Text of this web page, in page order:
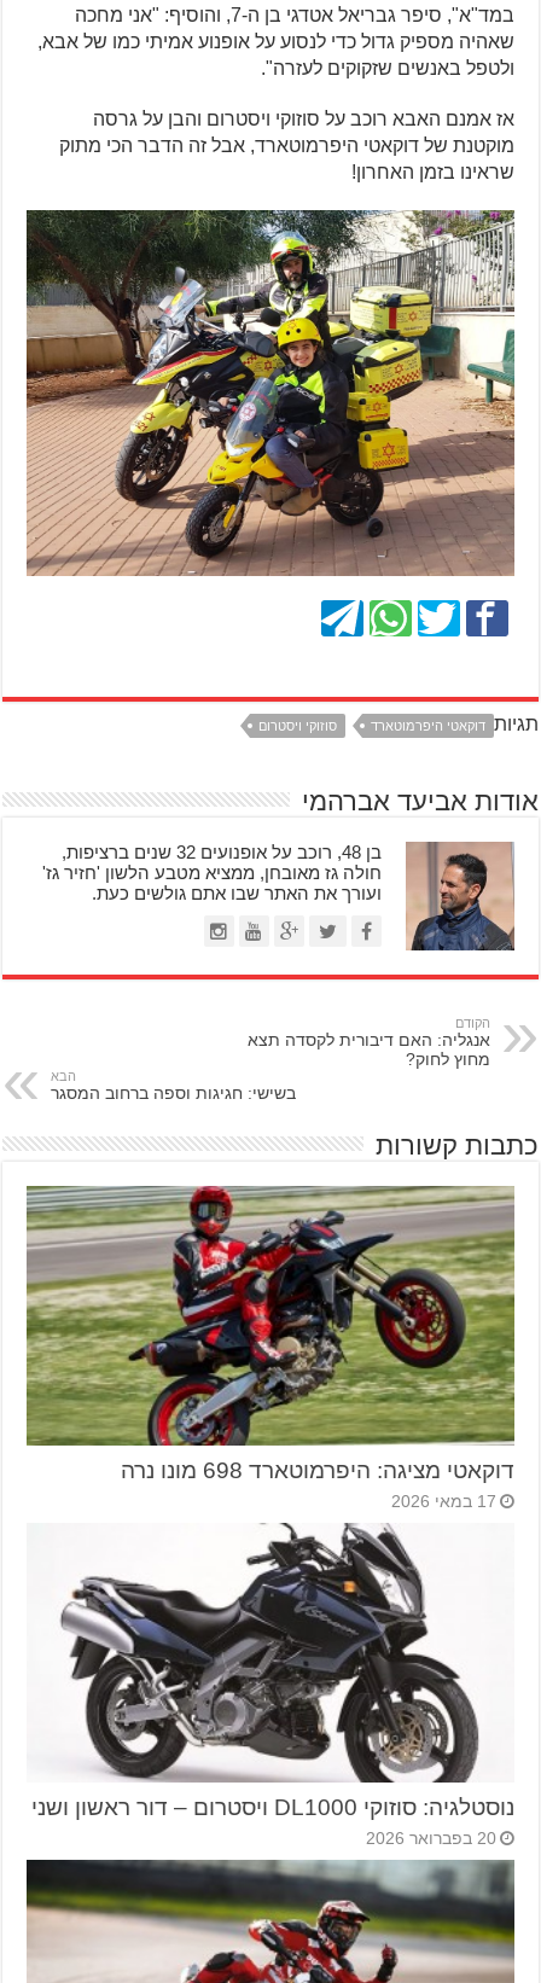
במד"א", סיפר גבריאל אטדגי בן ה-7, והוסיף:
"אני מחכה
שאהיה מספיק גדול כדי לנסוע על אופנוע אמיתי כמו של אבא,
ולטפל באנשים שזקוקים לעזרה".
אז אמנם האבא רוכב על סוזוקי ויסטרום והבן על גרסה
מוקטנת של דוקאטי היפרמוטארד, אבל זה הדבר הכי מתוק
שראינו בזמן האחרון!
תגיות דוקאטי היפרמוטארד סוזוקי ויסטרום
אודות אביעד אברהמי
בן 48, רוכב על אופנועים 32 שנים ברציפות,
חולה גז מאובחן, ממציא מטבע הלשון 'חזיר גז'
ועורך את האתר שבו אתם גולשים כעת.
הקודם
אנגליה: האם דיבורית לקסדה תצא
מחוץ לחוק?
הבא
בשישי: חגיגות וספה ברחוב המסגר
כתבות קשורות
דוקאטי מציגה: היפרמוטארד 698 מונו נרה
17 במאי 2026
נוסטלגיה: סוזוקי DL1000 ויסטרום – דור ראשון ושני
20 בפברואר 2026